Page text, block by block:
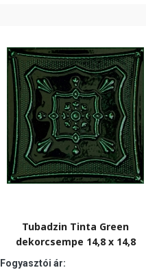
Tubadzin Tinta Green
dekorcsempe 14,8 x 14,8
Fogyasztói ár: